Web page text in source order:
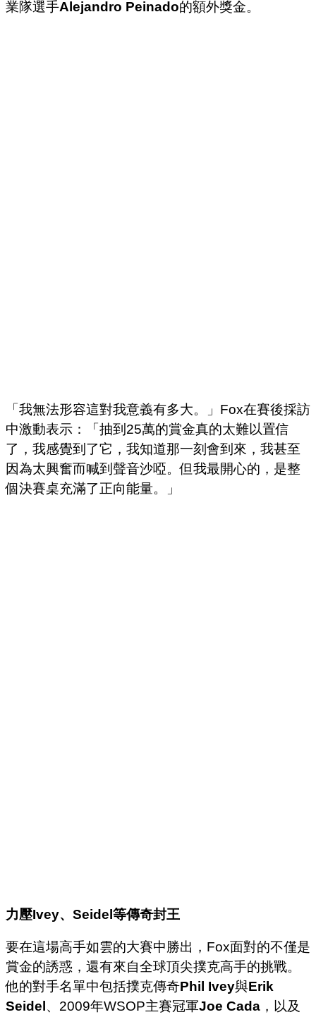
業隊選手Alejandro Peinado的額外獎金。
「我無法形容這對我意義有多大。」Fox在賽後採訪
中激動表示：「抽到25萬的賞金真的太難以置信
了，我感覺到了它，我知道那一刻會到來，我甚至
因為太興奮而喊到聲音沙啞。但我最開心的，是整
個決賽桌充滿了正向能量。」
力壓Ivey、 Seidel等傳奇封王
要在這場高手如雲的大賽中勝出，Fox面對的不僅是
賞金的誘惑，還有來自全球頂尖撲克高手的挑戰。
他的對手名單中包括撲克傳奇Phil Ivey與Erik
Seidel、2009年WSOP主賽冠軍Joe Cada ，以及